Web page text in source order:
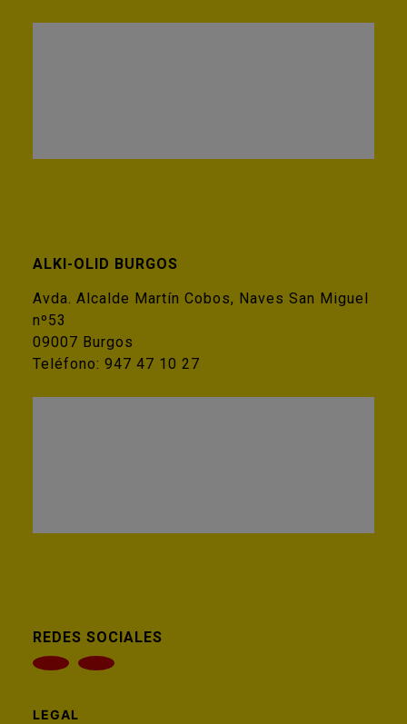
ALKI-OLID BURGOS
Avda. Alcalde Martín Cobos, Naves San Miguel
nº53
09007 Burgos
Teléfono: 947 47 10 27
REDES SOCIALES
LEGAL